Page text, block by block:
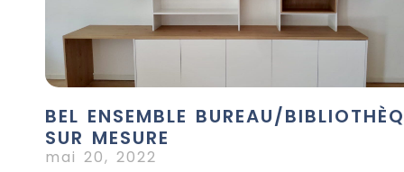
BEL ENSEMBLE BUREAU/
SUR MESURE
mai 20, 2022